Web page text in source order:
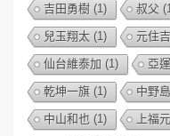
吉田勇樹 (1) 叔父
兒玉翔太 (1) 元住吉
仙台維泰加 (1) 亞運
乾坤一旗 (1) 中野島
中山和也 (1) 上福